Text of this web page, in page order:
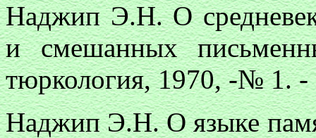
Наджип Э.Н. О
и смешанных
тюркология, 1970, -№ 1. -
Наджип Э.Н. О языке